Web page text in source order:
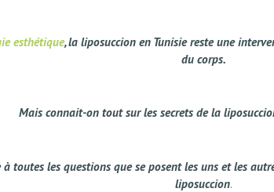
esthétique, la liposuccion en Tunisie reste une
du corps.
Mais connait-on tout sur les secrets de la
toutes les questions que se posent les uns et les
liposuccion.